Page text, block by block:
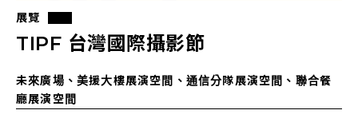
展覽
TIPF 台灣國際攝影節
未來廣場、美援大樓展演空間、通信分隊展演空間、聯合餐
廳展演空間